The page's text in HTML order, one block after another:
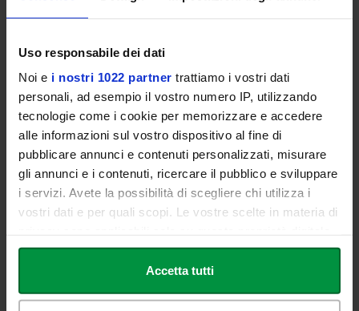
Uso responsabile dei dati
Noi e i nostri 1022 partner trattiamo i vostri dati
personali, ad esempio il vostro numero IP, utilizzando
tecnologie come i cookie per memorizzare e accedere
alle informazioni sul vostro dispositivo al fine di
pubblicare annunci e contenuti personalizzati, misurare
gli annunci e i contenuti, ricercare il pubblico e sviluppare
i servizi. Avete la possibilità di scegliere chi utilizza i
vostri dati e per quali scopi. Le vostre scelte in materia di
in cui avete effettuato le vostre scelte. È possibile
modificare o revocare il proprio consenso in qualsiasi
momento dalla Dichiarazione sui cookie o facendo clic
Accetta tutti
STAFF VIDEO MAKER:
Alessio MORRONE
Giorgia MONTELEONE
VIDEORIPRESE:
Laura PLAKALLIU
Per confermare la propria partecipazione RSVP entro il